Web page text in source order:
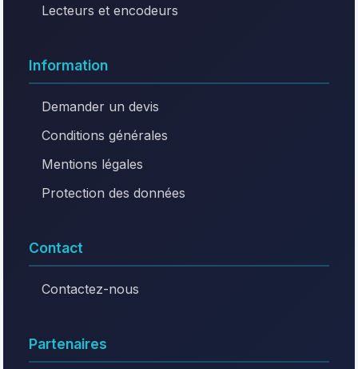
Lecteurs et encodeurs
Information
Demander un devis
Conditions générales
Mentions légales
Protection des données
Contact
Contactez-nous
Partenaires